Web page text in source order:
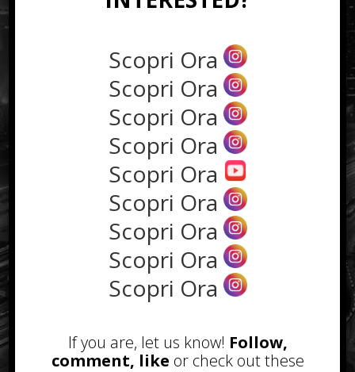
casetta fai da te fa oltre 2 milioni di
Popular Recent
Acquistare le visualizzazioni per
farsi conoscere più velocemente
funziona?
Settembre 12th, 2017
Padroni della sabbia, un nuovo
brano molto orecchiabile adesso
su Youtube
Giugno 16th, 2018
Come scegliere la borsa da uomo
giusta a seconda del look
Gennaio 14th, 2018
retail?
Settembre 1st, 2019
Scopri Ora
Scopri Ora
Scopri Ora
Scopri Ora
Scopri Ora
Scopri Ora
Scopri Ora
Scopri Ora
Scopri Ora
If you are, let us know! Follow,
comment, like or check out these